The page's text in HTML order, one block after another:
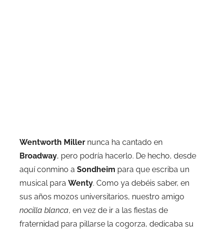
Wentworth Miller nunca ha cantado en
Broadway, pero podría hacerlo. De hecho, desde
aquí conmino a Sondheim para que escriba un
musical para Wenty. Como ya debéis saber, en
sus años mozos universitarios, nuestro amigo
nocilla blanca, en vez de ir a las fiestas de
fraternidad para pillarse la cogorza, dedicaba su